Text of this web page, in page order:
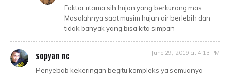
Faktor utama sih hujan yang berkurang mas.
Masalahnya saat musim hujan air berlebih dan
tidak banyak yang bisa kita simpan
sopyan nc June 29, 2019 at 4:13 PM
Penyebab kekeringan begitu kompleks ya semuanya